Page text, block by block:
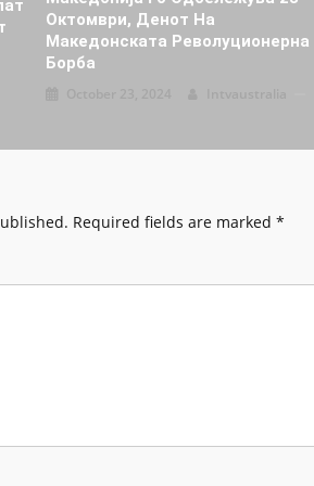
Октомври, Денот На
Македонската Револуционерна
Борба
Required fields are marked *